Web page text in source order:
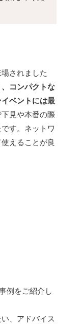
されました
コンパクトな
ベントには最
見や本番の際
す。ネットワ
えることが良
例をご紹介し
、アドバイス